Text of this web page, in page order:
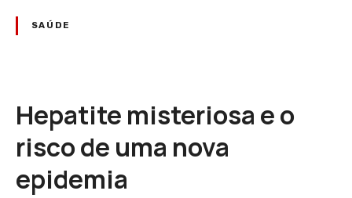
SAÚDE
Hepatite misteriosa e o
risco de uma nova
epidemia